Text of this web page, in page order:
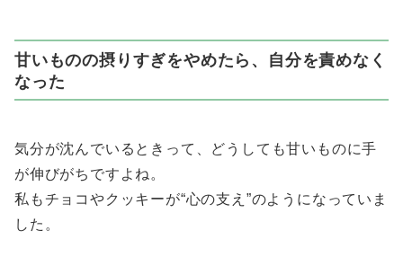
甘いものの摂りすぎをやめたら、自分を責めなく
なった
気分が沈んでいるときって、どうしても甘いものに手
が伸びがちですよね。
私もチョコやクッキーが“心の支え”のようになっていま
した。